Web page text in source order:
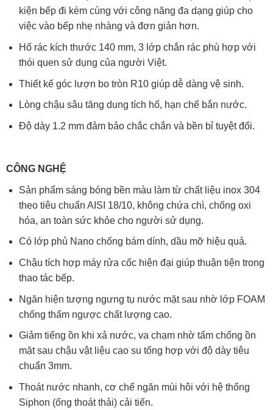
kiện bếp đi kèm cùng với công năng đa dạng giúp cho
việc vào bếp nhẹ nhàng và đơn giản hơn.
Hố rác kích thước 140 mm, 3 lớp chắn rác phù hợp với
thói quen sử dụng của người Việt.
Thiết kế góc lượn bo tròn R10 giúp dễ dàng vệ sinh.
Lòng chậu sâu tăng dung tích hố, hạn chế bắn nước.
Độ dày 1.2 mm đảm bảo chắc chắn và bền bỉ tuyệt đối.
CÔNG NGHỆ
Sản phẩm sáng bóng bền màu làm từ chất liệu inox 304
theo tiêu chuẩn AISI 18/10, không chứa chì, chống oxi
hóa, an toàn sức khỏe cho người sử dụng.
Có lớp phủ Nano chống bám dính, dầu mỡ hiệu quả.
Chậu tích hợp máy rửa cốc hiện đại giúp thuận tiện trong
thao tác bếp.
Ngăn hiện tượng ngưng tụ nước mặt sau nhờ lớp FOAM
chống thấm ngược chất lượng cao.
Giảm tiếng ồn khi xả nước, va chạm nhờ tấm chống ồn
mặt sau chậu vật liệu cao su tổng hợp với độ dày tiêu
chuẩn 3mm.
Thoát nước nhanh, cơ chế ngăn mùi hôi với hệ thống
Siphon (ống thoát thải) cải tiến.